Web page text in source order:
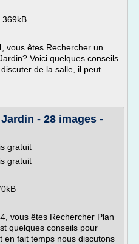
369kB
vous êtes Rechercher un
Voici quelques conseils
de la salle, il peut
- 28 images -
gratuit
gratuit
vous êtes Rechercher Plan
quelques conseils pour
en fait temps nous discutons